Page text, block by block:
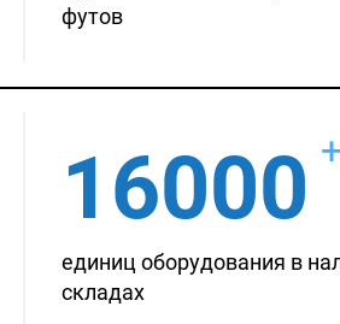
футов
16000 +
единиц оборудования в
складах